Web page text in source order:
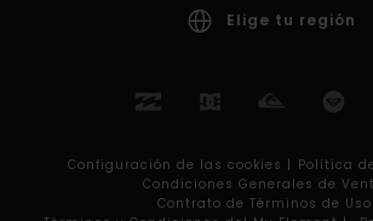
Elige tu región
Configuración de las cookies | Política
Condiciones Generales de
Contrato de Términos de Uso